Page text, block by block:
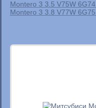
Montero 3 3.5 V75W 6G74
Montero 3 3.8 V77W 6G75